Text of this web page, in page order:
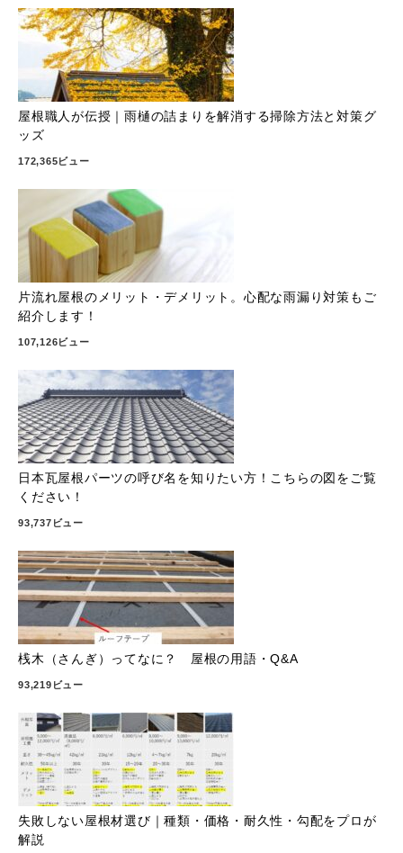
屋根職人が伝授｜雨樋の詰まりを解消する掃除方法と対策グ
ッズ
172,365ビュー
片流れ屋根のメリット・デメリット。心配な雨漏り対策もご
紹介します！
107,126ビュー
日本瓦屋根パーツの呼び名を知りたい方！こちらの図をご覧
ください！
93,737ビュー
桟木（さんぎ）ってなに？ 屋根の用語・Q&A
93,219ビュー
失敗しない屋根材選び｜種類・価格・耐久性・勾配をプロが
解説